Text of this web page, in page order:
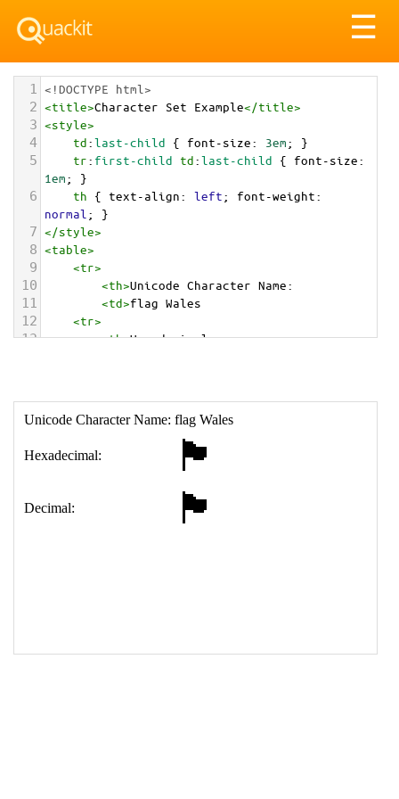
☰
1 <!DOCTYPE html>
2 <title>Character Set Example</title>
3 <style>
4 td:last-child { font-size: 3em; }
5 tr: first-child td:last-child { font-size
1em; }
6 th { text-align: left; font-weight
normal ; }
7 </style>
8 <table>
9 <tr>
10 <th>Unicode Character Name:
11 <td>flag Wales
12 <tr>
13 <th>Hexadecimal:
16 <th> Decimal:
<td>&#127988;&#917607;&#917602;&#917623;&#917
18